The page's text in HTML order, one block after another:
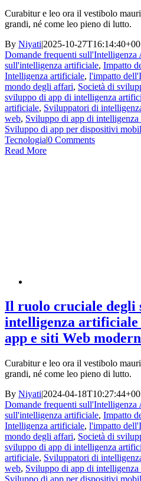
Curabitur e leo ora il vestibolo
grandi, né come leo pieno di lutto.
By Niyati|2025-10-
Domande frequenti sull'Intelligenza
sull'intelligenza artificiale, Impatto
Intelligenza artificiale, l'impatto
mondo degli affari, Società di
sviluppo di app di intelligenza
artificiale, Sviluppatori di
web, Sviluppo di app di
Sviluppo di app per dispositivi
Tecnologia|0 Comments
Read More
Il ruolo cruciale degli
intelligenza artificiale
app e siti Web
Curabitur e leo ora il vestibolo
grandi, né come leo pieno di lutto.
By Niyati|2024-04-
Domande frequenti sull'Intelligenza
sull'intelligenza artificiale, Impatto
Intelligenza artificiale, l'impatto
mondo degli affari, Società di
sviluppo di app di intelligenza
artificiale, Sviluppatori di
web, Sviluppo di app di